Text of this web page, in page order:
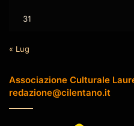
31
« Lug
Associazione Culturale
redazione@cilentano.it